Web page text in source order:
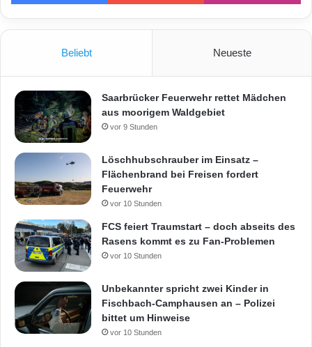
Beliebt Neueste
Saarbrücker Feuerwehr rettet Mädchen
aus moorigem Waldgebiet
vor 9 Stunden
Löschhubschrauber im Einsatz –
Flächenbrand bei Freisen fordert
Feuerwehr
vor 10 Stunden
FCS feiert Traumstart – doch abseits des
Rasens kommt es zu Fan-Problemen
vor 10 Stunden
Unbekannter spricht zwei Kinder in
Fischbach-Camphausen an – Polizei
bittet um Hinweise
vor 10 Stunden